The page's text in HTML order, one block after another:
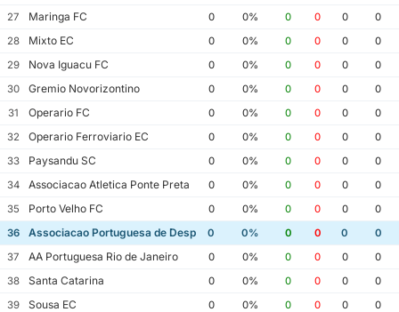
27
Maringa FC 0 0% 0 0 0
0
28
Mixto EC 0 0% 0 0 0
0
29
Nova Iguacu FC 0 0% 0 0 0
0
30
Gremio Novorizontino 0 0% 0 0 0
0
31
Operario FC 0 0% 0 0 0
0
32
Operario Ferroviario EC 0 0% 0 0 0
0
33
Paysandu SC 0 0% 0 0 0
0
34
Associacao Atletica Ponte Preta 0 0% 0 0 0
0
35
Porto Velho FC 0 0% 0 0 0
0
36
Associacao Portuguesa de Desportos
0 0% 0 0 0
0
37
AA Portuguesa Rio de Janeiro 0 0% 0 0 0
0
38
Santa Catarina 0 0% 0 0 0
0
39
Sousa EC 0 0% 0 0 0
0